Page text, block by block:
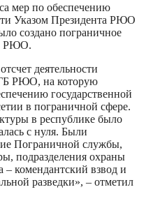
мер по обеспечению
Указом Президента РЮО
создано пограничное
РЮО.
деятельности
РЮО, на которую
государственной
в пограничной сфере.
в республике было
с нуля. Были
Пограничной службы,
подразделения охраны
– комендантский взвод и
разведки», – отметил